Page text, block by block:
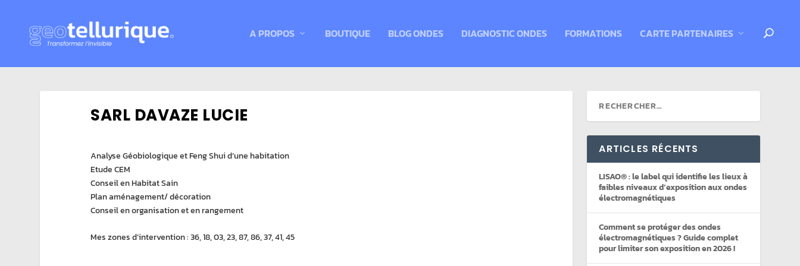
A PROPOS BOUTIQUE BLOG ONDES DIAGNOSTIC ONDES FORMATIONS CARTE PARTENAIRES
SARL DAVAZE LUCIE
Analyse Géobiologique et Feng Shui d’une habitation
Etude CEM
Conseil en Habitat Sain
Plan aménagement/ décoration
Conseil en organisation et en rangement
Mes zones d’intervention : 36, 18, 03, 23, 87, 86, 37, 41, 45
ARTICLES RÉCENTS
LISAO® : le label qui identifie les lieux à
faibles niveaux d’exposition aux ondes
électromagnétiques
Comment se protéger des ondes
électromagnétiques ? Guide complet
pour limiter son exposition en 2026 !